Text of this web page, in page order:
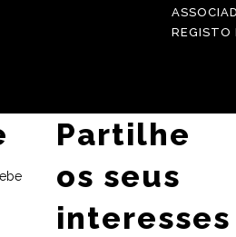
REGISTO
Partilhe
os seus
interesses